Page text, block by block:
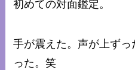
初めての対面鑑定。
手が震えた。声が上ず
った。笑